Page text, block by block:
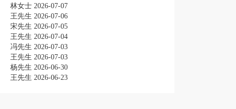
林女士 2026-07-07
王先生 2026-07-06
宋先生 2026-07-05
王先生 2026-07-04
冯先生 2026-07-03
王先生 2026-07-03
杨先生 2026-06-30
王先生 2026-06-23